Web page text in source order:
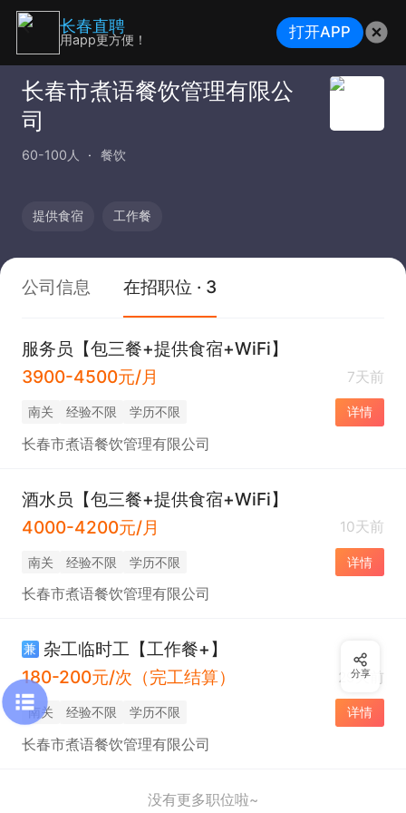
长春市煮语餐饮管理有限公
司
60-100人 餐饮
提供食宿 工作餐
公司信息 在招职位 · 3
服务员【包三餐+提供食宿+WiFi】
3900-4500元/月
7天前
南关 经验不限 学历不限 详情
长春市煮语餐饮管理有限公司
酒水员【包三餐+提供食宿+WiFi】
4000-4200元/月
10天前
南关 经验不限 学历不限 详情
长春市煮语餐饮管理有限公司
兼 杂工临时工【工作餐+】
180-200元/次（完工结算）
29天前
南关 经验不限 学历不限 详情
长春市煮语餐饮管理有限公司
没有更多职位啦~
分享
长春直聘
用app更方便！ 打开APP